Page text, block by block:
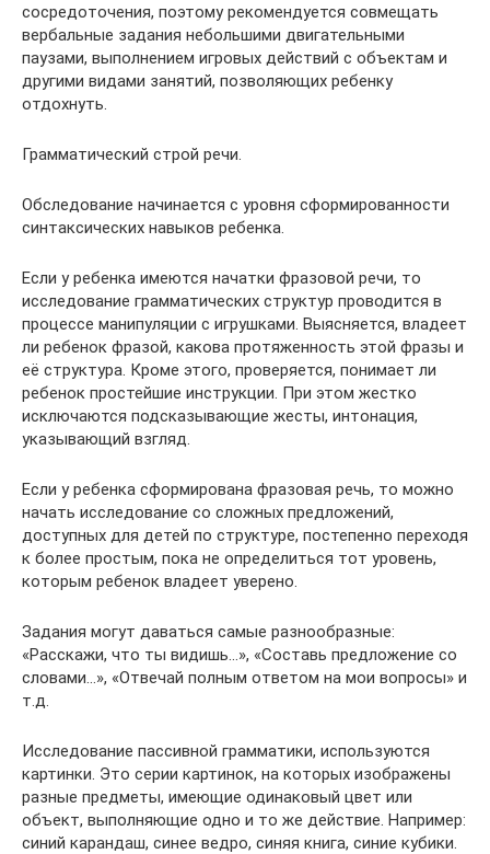
сосредоточения, поэтому рекомендуется совмещать
вербальные задания небольшими двигательными
паузами, выполнением игровых действий с объектам и
другими видами занятий, позволяющих ребенку
отдохнуть.
Грамматический строй речи.
Обследование начинается с уровня сформированности
синтаксических навыков ребенка.
Если у ребенка имеются начатки фразовой речи, то
исследование грамматических структур проводится в
процессе манипуляции с игрушками. Выясняется, владеет
ли ребенок фразой, какова протяженность этой фразы и
её структура. Кроме этого, проверяется, понимает ли
ребенок простейшие инструкции. При этом жестко
исключаются подсказывающие жесты, интонация,
указывающий взгляд.
Если у ребенка сформирована фразовая речь, то можно
начать исследование со сложных предложений,
доступных для детей по структуре, постепенно переходя
к более простым, пока не определиться тот уровень,
которым ребенок владеет уверено.
Задания могут даваться самые разнообразные:
«Расскажи, что ты видишь…», «Составь предложение со
словами…», «Отвечай полным ответом на мои вопросы» и
т.д.
Исследование пассивной грамматики, используются
картинки. Это серии картинок, на которых изображены
разные предметы, имеющие одинаковый цвет или
объект, выполняющие одно и то же действие. Например:
синий карандаш, синее ведро, синяя книга, синие кубики.